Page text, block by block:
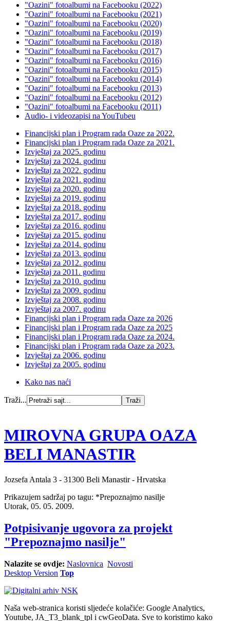
"Oazini" fotoalbumi na Facebooku (2022)
"Oazini" fotoalbumi na Facebooku (2021)
"Oazini" fotoalbumi na Facebooku (2020)
"Oazini" fotoalbumi na Facebooku (2019)
"Oazini" fotoalbumi na Facebooku (2018)
"Oazini" fotoalbumi na Facebooku (2017)
"Oazini" fotoalbumi na Facebooku (2016)
"Oazini" fotoalbumi na Facebooku (2015)
"Oazini" fotoalbumi na Facebooku (2014)
"Oazini" fotoalbumi na Facebooku (2013)
"Oazini" fotoalbumi na Facebooku (2012)
"Oazini" fotoalbumi na Facebooku (2011)
Audio- i videozapisi na YouTubeu
Financijski plan i Program rada Oaze za 2022.
Financijski plan i Program rada Oaze za 2021.
Izvještaj za 2025. godinu
Izvještaj za 2024. godinu
Izvještaj za 2022. godinu
Izvještaj za 2021. godinu
Izvještaj za 2020. godinu
Izvještaj za 2019. godinu
Izvještaj za 2018. godinu
Izvještaj za 2017. godinu
Izvještaj za 2016. godinu
Izvještaj za 2015. godinu
Izvještaj za 2014. godinu
Izvještaj za 2013. godinu
Izvještaj za 2012. godinu
Izvještaj za 2011. godinu
Izvještaj za 2010. godinu
Izvještaj za 2009. godinu
Izvještaj za 2008. godinu
Izvještaj za 2007. godinu
Financijski plan i Program rada Oaze za 2026
Financijski plan i Program rada Oaze za 2025
Financijski plan i Program rada Oaze za 2024.
Financijski plan i Program rada Oaze za 2023.
Izvještaj za 2006. godinu
Izvještaj za 2005. godinu
Kako nas naći
Traži...
MIROVNA GRUPA OAZA
BELI MANASTIR
Jozsefa Antala 3 - 31300 Beli Manastir - Hrvatska
Prikazujem sadržaj po tagu: *Prepoznajmo nasilje
Utorak, 05. 05. 2009.
Potpisivanje ugovora za projekt
"Prepoznajmo nasilje"
Nalazite se ovdje: Naslovnica Novosti
Desktop Version Top
Naša web-stranica koristi sljedeće kolačiće: Google Analytics,
Youtube, JA_T3_blank_tpl i cwGeoData. Sve to koristimo kako